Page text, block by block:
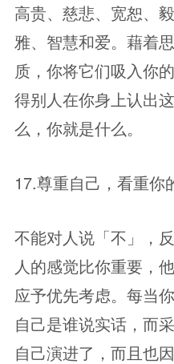
高贵、慈悲、宽恕、
雅、智慧和爱。藉着
质，你将它们吸入你
得别人在你身上认出
么，你就是什么。
17.尊重自己，看重你
不能对人说「不」，
人的感觉比你重要，
应予优先考虑。每当
自己是谁说实话，而
自己演进了，而且也